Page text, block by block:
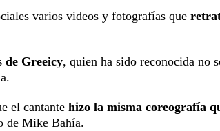
varios videos y fotografías que
de Greeicy, quien ha sido reconocida no
el cantante hizo la misma coreografía
de Mike Bahía.